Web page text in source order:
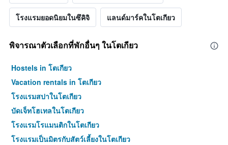
โรงแรมยอดนิยมในซึคิจิ แลนด์มาร์คในโตเกียว
พิจารณาตัวเลือกที่พักอื่นๆ ในโตเกียว
Hostels in โตเกียว
Vacation rentals in โตเกียว
โรงแรมสปาในโตเกียว
บัดเจ็ทโฮเทลในโตเกียว
โรงแรมโรแมนติกในโตเกียว
โรงแรมเป็นมิตรกับสัตว์เลี้ยงในโตเกียว